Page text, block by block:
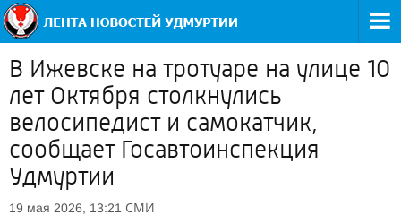
В Ижевске на тротуаре на улице 10
лет Октября столкнулись
велосипедист и самокатчик,
сообщает Госавтоинспекция
Удмуртии
19 мая 2026, 13:21 СМИ